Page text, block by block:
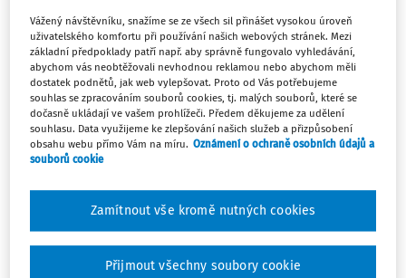
I přesto, že jsem učitelemmediálnívýchovy, jsem proti
tomu, aby se mediálnígramotnost řešila profilovými
předměty či projektovými dny.Mediálnívýchova by měla
být přirozenou součástí všech předmětů a prostředí školy,
jako je tomu v případě kultivace občanských ctností či
rozvoji ekologického uvažování. Současní prvňáci vyrostli
na klíně rodičů a večerníčky, pohádky či písničky sledovali
na YouTube. Na tabletech či mobilech „sjíždějí“ hry,
vytvářejí fotografie a videa. Vědí, co znamenají slova jako
youtuber, Facebook, a mají rádi tzv. lajky. Milují
Vážený návštěvníku, snažíme se ze všech sil přinášet vysokou úroveň
uživatelského komfortu při používání našich webových stránek. Mezi
základní předpoklady patří např. aby správně fungovalo vyhledávání,
abychom vás neobtěžovali nevhodnou reklamou nebo abychom měli
dostatek podnětů, jak web vylepšovat. Proto od Vás potřebujeme
souhlas se zpracováním souborů cookies, tj. malých souborů, které se
dočasně ukládají ve vašem prohlížeči. Předem děkujeme za udělení
souhlasu. Data využijeme ke zlepšování našich služeb a přizpůsobení
obsahu webu přímo Vám na míru. Oznámení o ochraně osobních údajů a
souborů cookie
Zamítnout vše kromě nutných cookies
Přijmout všechny soubory cookie